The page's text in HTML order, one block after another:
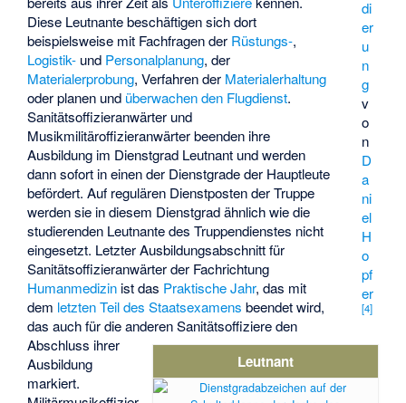
di
er
u
n
g
v
o
n
D
a
ni
el
H
o
pf
er
[4]
Leutnant
Diese Leutnante beschäftigen sich dort
beispielsweise mit Fachfragen der Rüstungs-,
Logistik- und Personalplanung, der
Materialerprobung, Verfahren der Materialerhaltung
oder planen und überwachen den Flugdienst.
Sanitätsoffizieranwärter und
Musikmilitäroffizieranwärter beenden ihre
Ausbildung im Dienstgrad Leutnant und werden
dann sofort in einen der Dienstgrade der Hauptleute
befördert. Auf regulären Dienstposten der Truppe
werden sie in diesem Dienstgrad ähnlich wie die
studierenden Leutnante des Truppendienstes nicht
eingesetzt. Letzter Ausbildungsabschnitt für
Sanitätsoffizieranwärter der Fachrichtung
Humanmedizin ist das Praktische Jahr, das mit
dem letzten Teil des Staatsexamens beendet wird,
das auch für die anderen Sanitätsoffiziere den
Abschluss ihrer
Ausbildung
markiert.